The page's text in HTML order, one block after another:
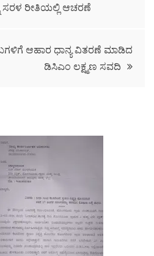
ರೀತಿಯಲ್ಲಿ ಆಚರಣೆ
ಆಹಾರ ಧಾನ್ಯ ವಿತರಣೆ ಮಾಡಿದ
ಡಿಸಿಎಂ ಲಕ್ಷ್ಮಣ ಸವದಿ